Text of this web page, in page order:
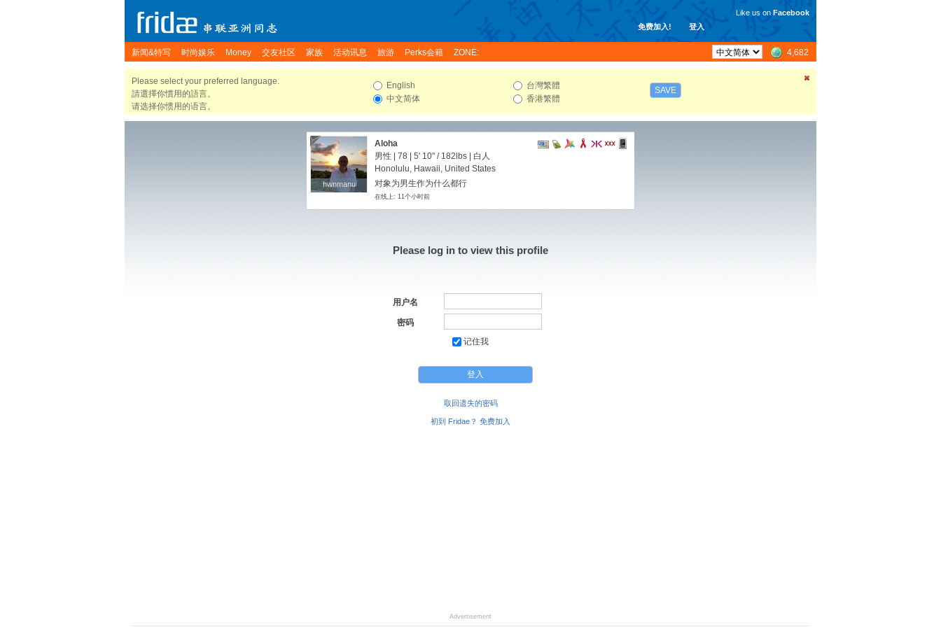
免费加入! 登入
Like us on Facebook
新闻&特写 时尚娱乐 Money 交友社区 家族 活动讯息 旅游 Perks会籍 ZONE: 4,682
Please select your preferred language.
請選擇你慣用的語言。
请选择你惯用的语言。
English
中文简体
台灣繁體
香港繁體
SAVE
hwnmanu
hwnmanu
Aloha
男性 | 78 | 5' 10" / 182lbs | 白人
Honolulu, Hawaii, United States
对象为男生作为什么都行
在线上: 11个小时前
Please log in to view this profile
用户名
密码
记住我
取回遗失的密码
初到 Fridae？ 免费加入
Advertisement